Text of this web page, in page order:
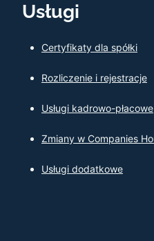
Usługi
Certyfikaty dla spółki
Rozliczenie i rejestracje
Usługi kadrowo-płacowe
Zmiany w Companies
Usługi dodatkowe